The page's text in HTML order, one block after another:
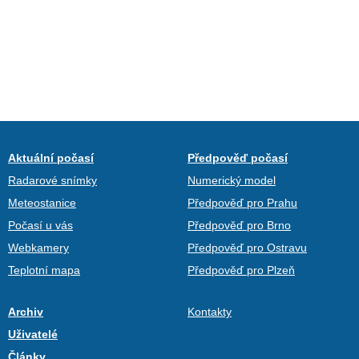
Aktuální počasí
Radarové snímky
Meteostanice
Počasí u vás
Webkamery
Teplotní mapa
Předpověď počasí
Numerický model
Předpověď pro Prahu
Předpověď pro Brno
Předpověď pro Ostravu
Předpověď pro Plzeň
Archiv
Uživatelé
Kontakty